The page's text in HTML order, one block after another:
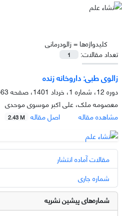
کلیدواژه‌ها =زالودرمانی
تعداد مقالات:
1
زالوی طبی: داروخانه زنده
دوره 12، شماره 1، خرداد 1401، صفحه
63-80
معصومه ملک، علی اکبر موسوی موحدی
مشاهده مقاله
اصل مقاله 2.43 M
مقالات آماده انتشار
شماره جاری
شماره‌های پیشین نشریه